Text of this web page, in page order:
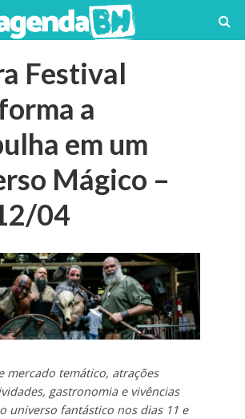
Festival
a
em um
Mágico –
04
mercado temático, atrações
gastronomia e vivências
universo fantástico nos dias 11 e